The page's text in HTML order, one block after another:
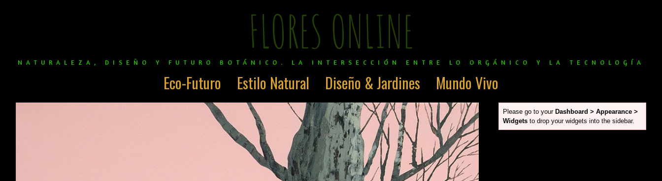
FLORES ONLINE
NATURALEZA, DISEÑO Y FUTURO BOTÁNICO. LA INTERSECCIÓN ENTRE LO ORGÁNICO Y LA TECNOLOGÍA
Eco-Futuro Estilo Natural Diseño & Jardines Mundo Vivo
Please go to your Dashboard > Appearance >
Widgets to drop your widgets into the sidebar.